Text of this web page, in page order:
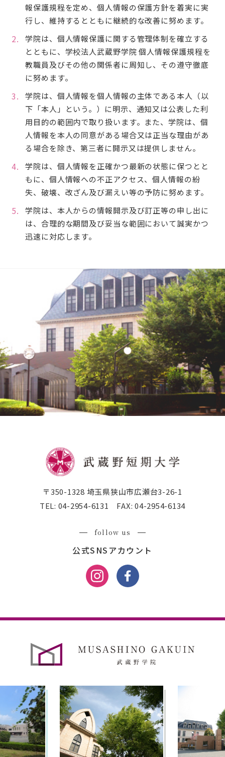
報保護規程を定め、個人情報の保護方針を着実に実
行し、維持するとともに継続的な改善に努めます。
学院は、個人情報保護に関する管理体制を確立する
とともに、学校法人武蔵野学院 個人情報保護規程を
教職員及びその他の関係者に周知し、その遵守徹底
に努めます。
学院は、個人情報を個人情報の主体である本人（以
下「本人」という。）に明示、通知又は公表した利
用目的の範囲内で取り扱います。また、学院は、個
人情報を本人の同意がある場合又は正当な理由があ
る場合を除き、第三者に開示又は提供しません。
学院は、個人情報を正確かつ最新の状態に保つとと
もに、個人情報への不正アクセス、個人情報の紛
失、破壊、改ざん及び漏えい等の予防に努めます。
学院は、本人からの情報開示及び訂正等の申し出に
は、合理的な期間及び妥当な範囲において誠実かつ
迅速に対応します。
〒350-1328 埼玉県狭山市広瀬台3-26-1
TEL: 04-2954-6131 FAX: 04-2954-6134
follow us
公式SNSアカウント